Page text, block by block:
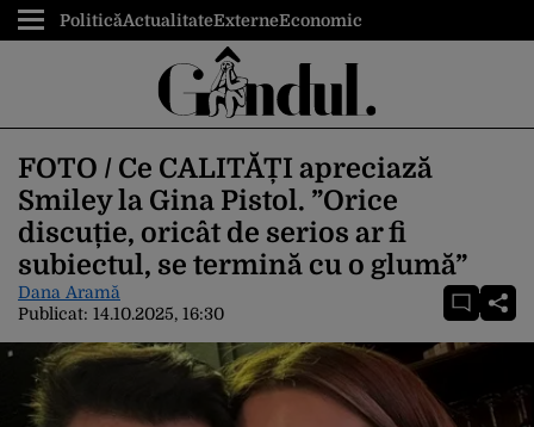
PoliticăActualitateExterneEconomic
FOTO / Ce CALITĂȚI apreciază
Smiley la Gina Pistol. ”Orice
discuție, oricât de serios ar fi
subiectul, se termină cu o glumă”
Dana Aramă
Publicat: 14.10.2025, 16:30